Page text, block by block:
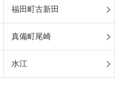
福田町古新田
真備町尾崎
水江